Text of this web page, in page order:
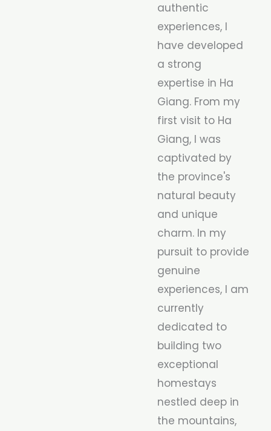
authentic
experiences, I
have developed
a strong
expertise in Ha
Giang. From my
first visit to Ha
Giang, I was
captivated by
the province's
natural beauty
and unique
charm. In my
pursuit to provide
genuine
experiences, I am
currently
dedicated to
building two
exceptional
homestays
nestled deep in
the mountains,